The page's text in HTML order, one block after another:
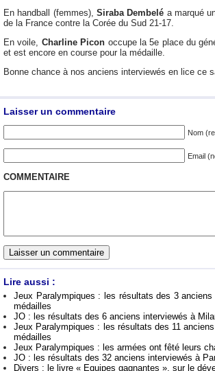
En handball (femmes), Siraba Dembelé a marqué
de la France contre la Corée du Sud 21-17.
En voile, Charline Picon occupe la 5e place du
et est encore en course pour la médaille.
Bonne chance à nos anciens interviewés en lice ce
Laisser un commentaire
Nom
Email
COMMENTAIRE
Lire aussi :
Jeux Paralympiques : les résultats des 3
médailles
JO : les résultats des 6 anciens interviewés à
Jeux Paralympiques : les résultats des 11
médailles
Jeux Paralympiques : les armées ont fêté leurs
JO : les résultats des 32 anciens interviewés à
Divers : le livre « Equipes gagnantes », sur le